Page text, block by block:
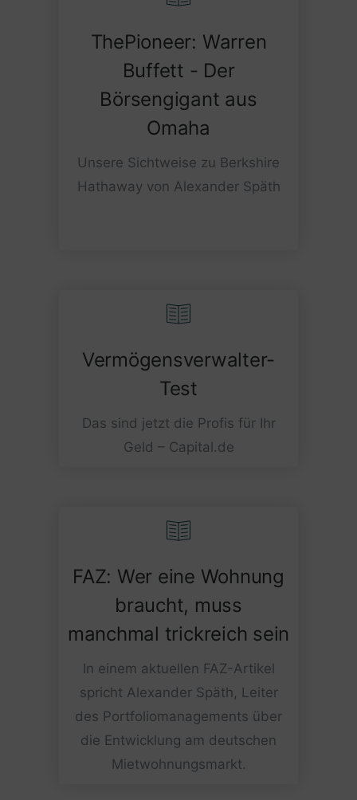
ThePioneer: Warren
Buffett - Der
Börsengigant aus
Omaha
Unsere Sichtweise zu Berkshire
Hathaway von Alexander Späth
Vermögensverwalter-
Test
Das sind jetzt die Profis für Ihr
Geld – Capital.de
FAZ: Wer eine Wohnung
braucht, muss
manchmal trickreich sein
In einem aktuellen FAZ-Artikel
spricht Alexander Späth, Leiter
des Portfoliomanagements über
die Entwicklung am deutschen
Mietwohnungsmarkt.